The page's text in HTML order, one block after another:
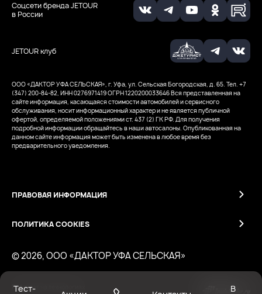
JETOUR клуб
Соцсети бренда JETOUR
в России
ООО «ДАКТОР УФА СЕЛЬСКАЯ», г. Уфа, ул. Сельская Богородская, д. 65. Тел. +7
(347) 200-84-82, ИНН 0276971419ОГРН 1220200033646Вся представленная на
сайте информация, касающаяся стоимости автомобилей и сервисного
обслуживания, носит информационный характер и не является публичной
офертой, определяемой положениями ст. 437 (2) ГК РФ. Для получения
подробной информации обращайтесь в наши автосалоны. Опубликованная на
данном сайте информация может быть изменена в любое время без
предварительного уведомления.
© 2026, ООО «ДАКТОР УФА СЕЛЬСКАЯ»
ПРАВОВАЯ ИНФОРМАЦИЯ
ПОЛИТИКА COOKIES
Работает на технологиях
Тест- В